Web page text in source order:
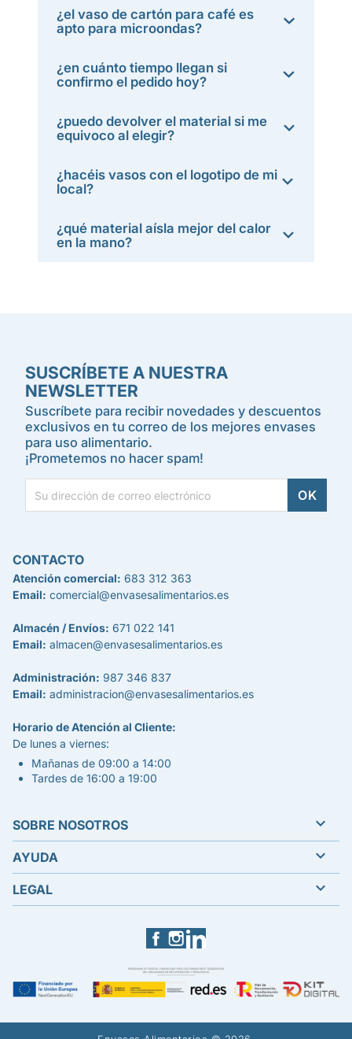
¿el vaso de cartón para café es
apto para microondas?
¿en cuánto tiempo llegan si
confirmo el pedido hoy?
¿puedo devolver el material si me
equivoco al elegir?
¿hacéis vasos con el logotipo de mi
local?
¿qué material aísla mejor del calor
en la mano?
SUSCRÍBETE A NUESTRA
NEWSLETTER
Suscríbete para recibir novedades y descuentos
exclusivos en tu correo de los mejores envases
para uso alimentario.
¡Prometemos no hacer spam!
Facebook
CONTACTO
Atención comercial: 683 312 363
Email: comercial@envasesalimentarios.es
Almacén / Envíos: 671 022 141
Email: almacen@envasesalimentarios.es
Administración: 987 346 837
Email: administracion@envasesalimentarios.es
Horario de Atención al Cliente:
De lunes a viernes:
Mañanas de 09:00 a 14:00
Tardes de 16:00 a 19:00
SOBRE NOSOTROS 
AYUDA 
LEGAL 